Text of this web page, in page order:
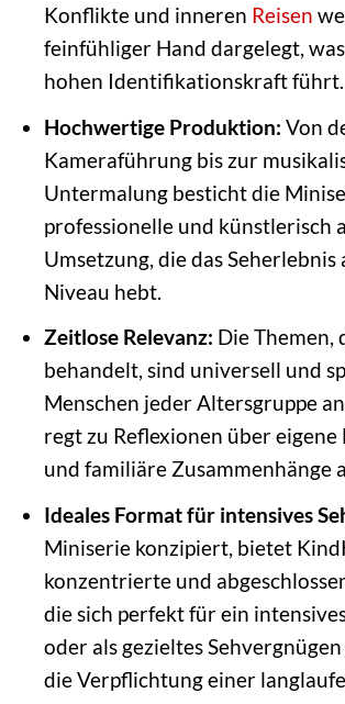
Konflikte und inneren Reisen
feinfühliger Hand dargelegt,
hohen Identifikationskraft führt.
Hochwertige Produktion: Von
Kameraführung bis zur
Untermalung besticht die
professionelle und künstlerisch
Umsetzung, die das Seherlebnis
Niveau hebt.
Zeitlose Relevanz: Die Themen,
behandelt, sind universell und
Menschen jeder Altersgruppe
regt zu Reflexionen über
und familiäre Zusammenhänge
Ideales Format für intensives
Miniserie konzipiert, bietet
konzentrierte und
die sich perfekt für ein
oder als gezieltes
die Verpflichtung einer